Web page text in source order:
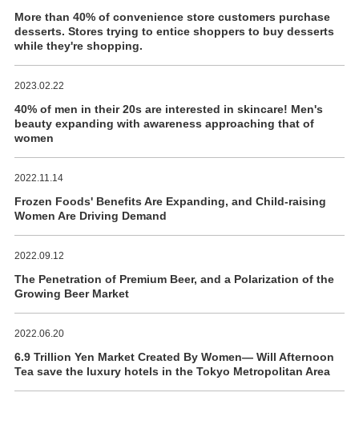
More than 40% of convenience store customers purchase
desserts. Stores trying to entice shoppers to buy desserts
while they're shopping.
2023.02.22
40% of men in their 20s are interested in skincare! Men's
beauty expanding with awareness approaching that of
women
2022.11.14
Frozen Foods' Benefits Are Expanding, and Child-raising
Women Are Driving Demand
2022.09.12
The Penetration of Premium Beer, and a Polarization of the
Growing Beer Market
2022.06.20
6.9 Trillion Yen Market Created By Women― Will Afternoon
Tea save the luxury hotels in the Tokyo Metropolitan Area